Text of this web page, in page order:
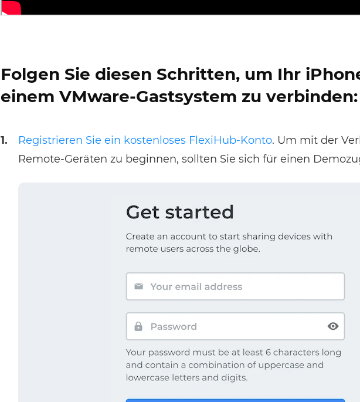
Folgen Sie diesen Schritten, um Ihr
einem VMware-Gastsystem zu verbinden:
1. Registrieren Sie ein kostenloses FlexiHub-Konto. Um mit der
Remote-Geräten zu beginnen, sollten Sie sich für einen